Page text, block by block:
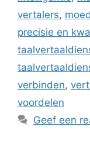
vertalers,
precisie en
verbinden,
voordelen
Geef een